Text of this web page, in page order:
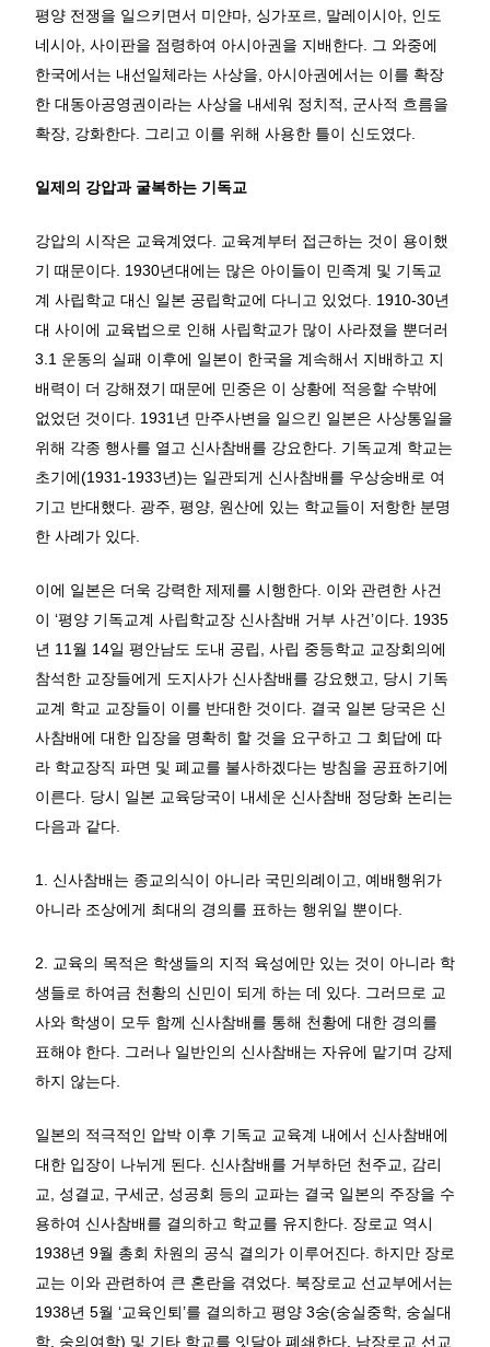
평양 전쟁을 일으키면서 미얀마, 싱가포르, 말레이시아, 인도
네시아, 사이판을 점령하여 아시아권을 지배한다. 그 와중에
한국에서는 내선일체라는 사상을, 아시아권에서는 이를 확장
한 대동아공영권이라는 사상을 내세워 정치적, 군사적 흐름을
확장, 강화한다. 그리고 이를 위해 사용한 틀이 신도였다.
일제의 강압과 굴복하는 기독교
강압의 시작은 교육계였다. 교육계부터 접근하는 것이 용이했
기 때문이다. 1930년대에는 많은 아이들이 민족계 및 기독교
계 사립학교 대신 일본 공립학교에 다니고 있었다. 1910-30년
대 사이에 교육법으로 인해 사립학교가 많이 사라졌을 뿐더러
3.1 운동의 실패 이후에 일본이 한국을 계속해서 지배하고 지
배력이 더 강해졌기 때문에 민중은 이 상황에 적응할 수밖에
없었던 것이다. 1931년 만주사변을 일으킨 일본은 사상통일을
위해 각종 행사를 열고 신사참배를 강요한다. 기독교계 학교는
초기에(1931-1933년)는 일관되게 신사참배를 우상숭배로 여
기고 반대했다. 광주, 평양, 원산에 있는 학교들이 저항한 분명
한 사례가 있다.
이에 일본은 더욱 강력한 제제를 시행한다. 이와 관련한 사건
이 ‘평양 기독교계 사립학교장 신사참배 거부 사건’이다. 1935
년 11월 14일 평안남도 도내 공립, 사립 중등학교 교장회의에
참석한 교장들에게 도지사가 신사참배를 강요했고, 당시 기독
교계 학교 교장들이 이를 반대한 것이다. 결국 일본 당국은 신
사참배에 대한 입장을 명확히 할 것을 요구하고 그 회답에 따
라 학교장직 파면 및 폐교를 불사하겠다는 방침을 공표하기에
이른다. 당시 일본 교육당국이 내세운 신사참배 정당화 논리는
다음과 같다.
1. 신사참배는 종교의식이 아니라 국민의례이고, 예배행위가
아니라 조상에게 최대의 경의를 표하는 행위일 뿐이다.
2. 교육의 목적은 학생들의 지적 육성에만 있는 것이 아니라 학
생들로 하여금 천황의 신민이 되게 하는 데 있다. 그러므로 교
사와 학생이 모두 함께 신사참배를 통해 천황에 대한 경의를
표해야 한다. 그러나 일반인의 신사참배는 자유에 맡기며 강제
하지 않는다.
일본의 적극적인 압박 이후 기독교 교육계 내에서 신사참배에
대한 입장이 나뉘게 된다. 신사참배를 거부하던 천주교, 감리
교, 성결교, 구세군, 성공회 등의 교파는 결국 일본의 주장을 수
용하여 신사참배를 결의하고 학교를 유지한다. 장로교 역시
1938년 9월 총회 차원의 공식 결의가 이루어진다. 하지만 장로
교는 이와 관련하여 큰 혼란을 겪었다. 북장로교 선교부에서는
1938년 5월 ‘교육인퇴’를 결의하고 평양 3숭(숭실중학, 숭실대
학, 숭의여학) 및 기타 학교를 잇달아 폐쇄한다. 남장로교 선교